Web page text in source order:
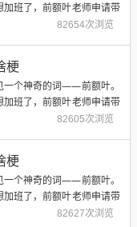
加班了，前额叶老师申请带
我的前额叶煮成脑花，一定
82654次浏览
梗
一个神奇的词——前额叶。
加班了，前额叶老师申请带
我的前额叶煮成脑花，一定
82605次浏览
梗
一个神奇的词——前额叶。
加班了，前额叶老师申请带
我的前额叶煮成脑花，一定
82627次浏览